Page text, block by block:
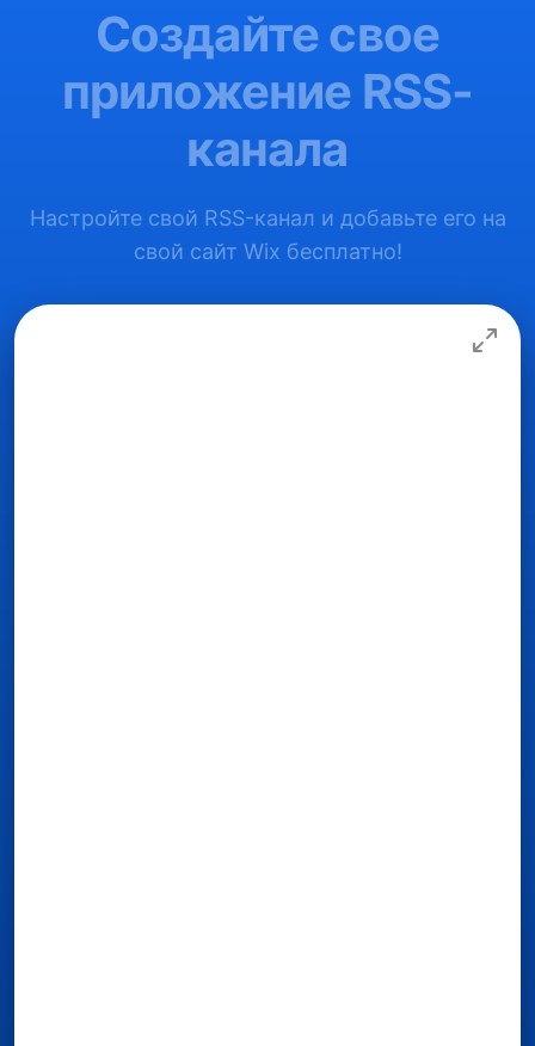
Создайте свое
приложение RSS-
канала
Настройте свой RSS-канал и добавьте его на
свой сайт Wix бесплатно!